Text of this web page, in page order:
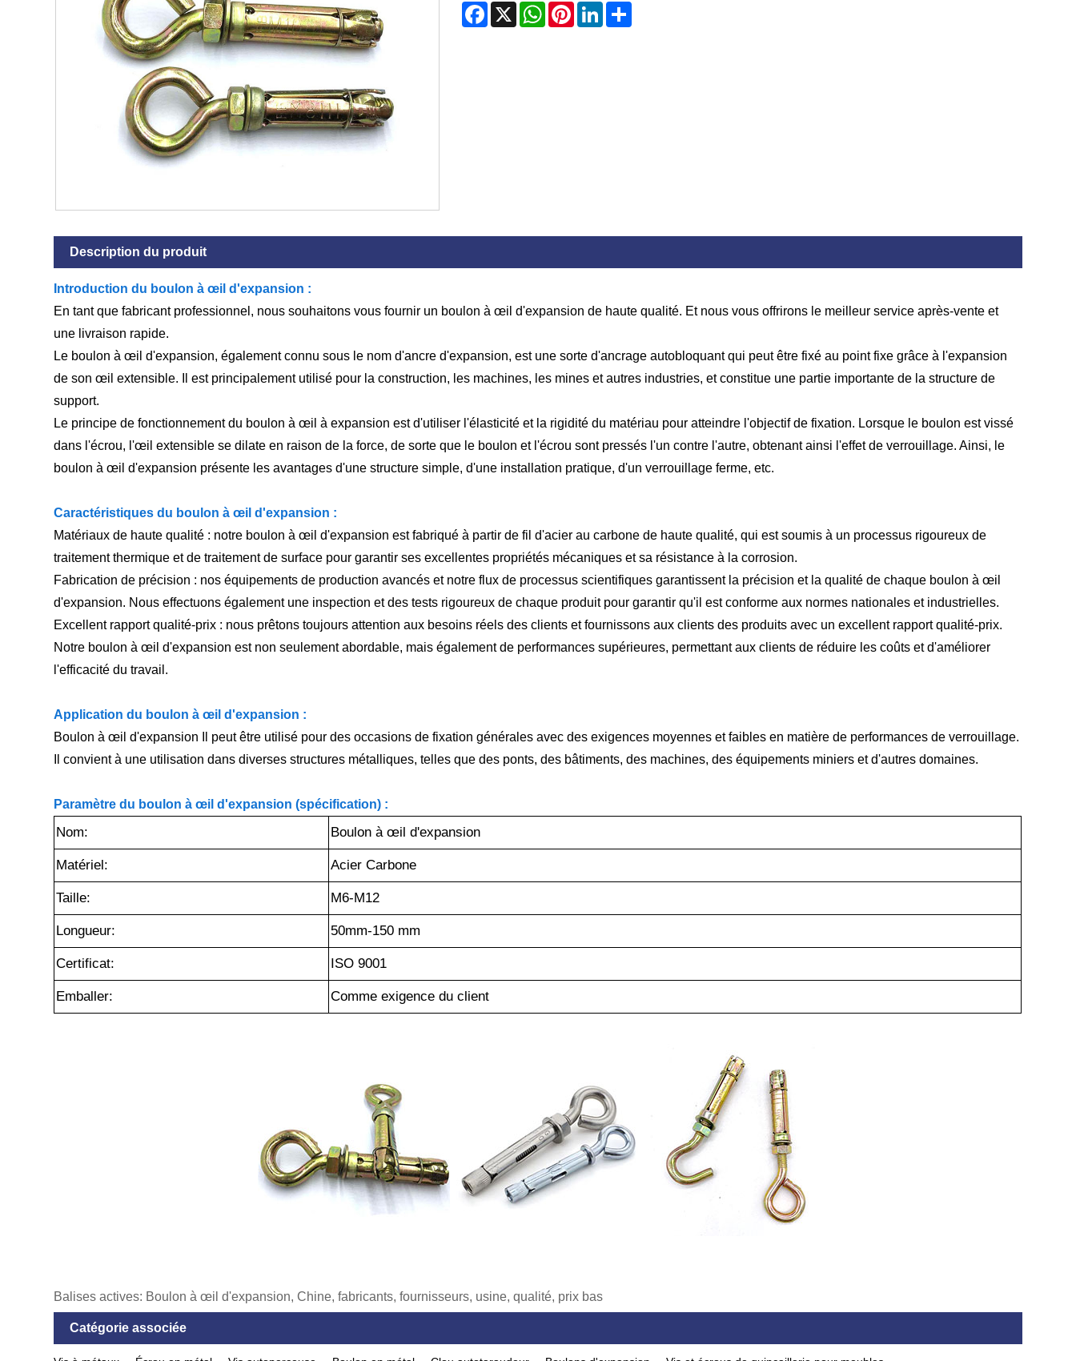
Facebook
X WhatsApp
PinterestLinkedIn
Description du produit
Introduction du boulon à œil d'expansion :
En tant que fabricant professionnel, nous souhaitons vous fournir un boulon à œil d'expansion de haute qualité. Et nous vous offrirons le meilleur service après-vente et
une livraison rapide.
Le boulon à œil d'expansion, également connu sous le nom d'ancre d'expansion, est une sorte d'ancrage autobloquant qui peut être fixé au point fixe grâce à l'expansion
de son œil extensible. Il est principalement utilisé pour la construction, les machines, les mines et autres industries, et constitue une partie importante de la structure de
support.
Le principe de fonctionnement du boulon à œil à expansion est d'utiliser l'élasticité et la rigidité du matériau pour atteindre l'objectif de fixation. Lorsque le boulon est vissé
dans l'écrou, l'œil extensible se dilate en raison de la force, de sorte que le boulon et l'écrou sont pressés l'un contre l'autre, obtenant ainsi l'effet de verrouillage. Ainsi, le
boulon à œil d'expansion présente les avantages d'une structure simple, d'une installation pratique, d'un verrouillage ferme, etc.
Caractéristiques du boulon à œil d'expansion :
Matériaux de haute qualité : notre boulon à œil d'expansion est fabriqué à partir de fil d'acier au carbone de haute qualité, qui est soumis à un processus rigoureux de
traitement thermique et de traitement de surface pour garantir ses excellentes propriétés mécaniques et sa résistance à la corrosion.
Fabrication de précision : nos équipements de production avancés et notre flux de processus scientifiques garantissent la précision et la qualité de chaque boulon à œil
d'expansion. Nous effectuons également une inspection et des tests rigoureux de chaque produit pour garantir qu'il est conforme aux normes nationales et industrielles.
Excellent rapport qualité-prix : nous prêtons toujours attention aux besoins réels des clients et fournissons aux clients des produits avec un excellent rapport qualité-prix.
Notre boulon à œil d'expansion est non seulement abordable, mais également de performances supérieures, permettant aux clients de réduire les coûts et d'améliorer
l'efficacité du travail.
Application du boulon à œil d'expansion :
Boulon à œil d'expansion Il peut être utilisé pour des occasions de fixation générales avec des exigences moyennes et faibles en matière de performances de verrouillage.
Il convient à une utilisation dans diverses structures métalliques, telles que des ponts, des bâtiments, des machines, des équipements miniers et d'autres domaines.
Paramètre du boulon à œil d'expansion (spécification) :
Nom: Boulon à œil d'expansion
Matériel: Acier Carbone
Taille: M6-M12
Longueur: 50mm-150 mm
Certificat: ISO 9001
Emballer: Comme exigence du client
Balises actives: Boulon à œil d'expansion, Chine, fabricants, fournisseurs, usine, qualité, prix bas
Catégorie associée